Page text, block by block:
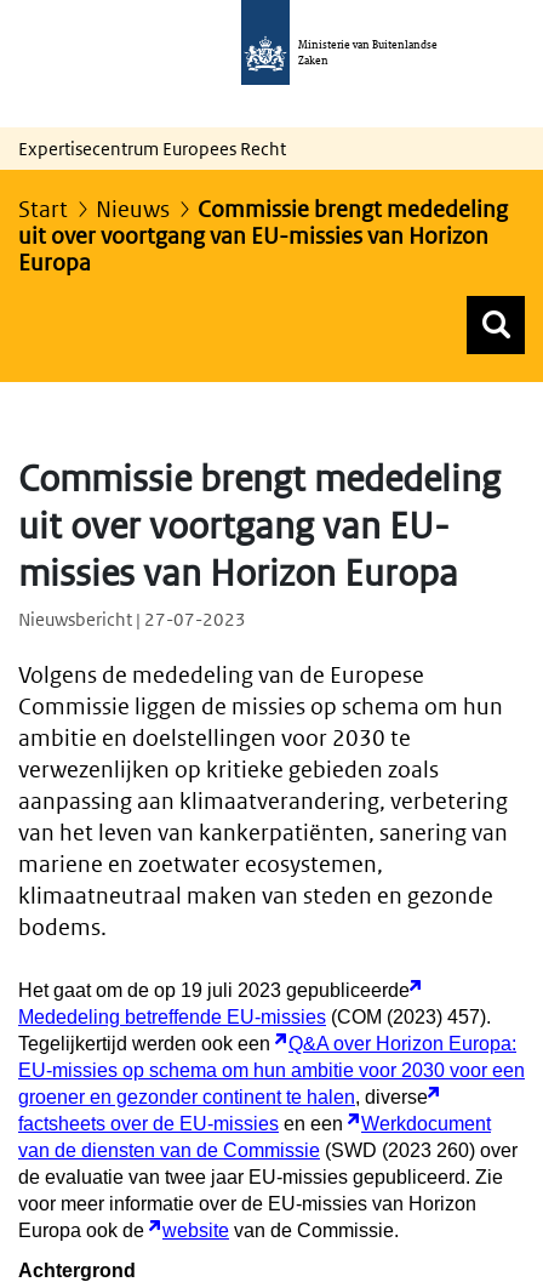
Ministerie van Buitenlandse
Zaken
Expertisecentrum Europees Recht
Start Nieuws
Commissie brengt mededeling
uit over voortgang van EU-missies van Horizon
Europa
Commissie brengt mededeling
uit over voortgang van EU-
missies van Horizon Europa
Nieuwsbericht | 27-07-2023
Volgens de mededeling van de Europese
Commissie liggen de missies op schema om hun
ambitie en doelstellingen voor 2030 te
verwezenlijken op kritieke gebieden zoals
aanpassing aan klimaatverandering, verbetering
van het leven van kankerpatiënten, sanering van
mariene en zoetwater ecosystemen,
klimaatneutraal maken van steden en gezonde
bodems.
Het gaat om de op 19 juli 2023 gepubliceerde
Mededeling betreffende EU-missies (COM (2023) 457).
Tegelijkertijd werden ook een
Q&A over Horizon Europa:
EU-missies op schema om hun ambitie voor 2030 voor een
groener en gezonder continent te halen, diverse
factsheets over de EU-missies en een
Werkdocument
van de diensten van de Commissie (SWD (2023 260) over
de evaluatie van twee jaar EU-missies gepubliceerd. Zie
voor meer informatie over de EU-missies van Horizon
Europa ook de
website van de Commissie.
Achtergrond